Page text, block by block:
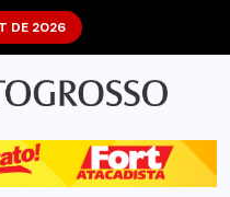
DE 2026